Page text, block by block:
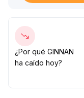
posiciones
corto plazo,
esperar a que el
¿Por qué GINNAN
ha caído hoy?